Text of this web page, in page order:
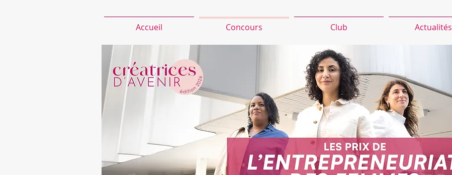
Accueil Concours Club Actualités